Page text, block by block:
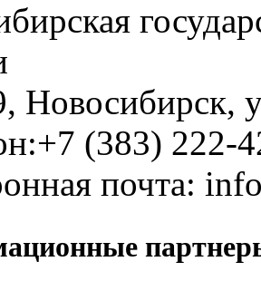
, Новосибирск,
+7 (383) 222-
почта: